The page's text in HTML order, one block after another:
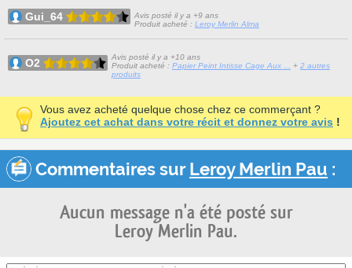
Gui_64
Avis posté il y a +9 ans
Produit acheté : Leroy Merlin Alma
O2
Avis posté il y a +10 ans
Produit acheté : Papier Peint Intisse Cage Aux ... + 2 autres
produits
Vous avez acheté quelque chose chez ce commerçant ?
Ajoutez cet achat dans votre récit et donnez votre avis !
Commentaires surLeroy Merlin Pau :
Aucun message n'a été posté sur
Leroy Merlin Pau.